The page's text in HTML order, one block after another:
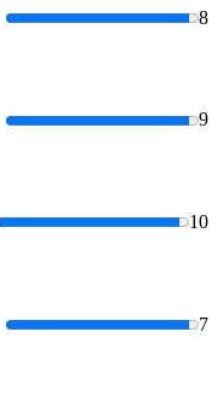
8
9
10
7